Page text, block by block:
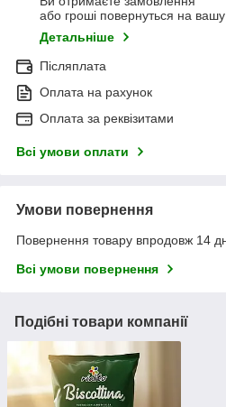
або гроші повернуться на вашу
Детальніше
Післяплата
Оплата на рахунок
Оплата за реквізитами
Всі умови оплати
Умови повернення
Повернення товару впродовж 14
Всі умови повернення
Подібні товари компанії